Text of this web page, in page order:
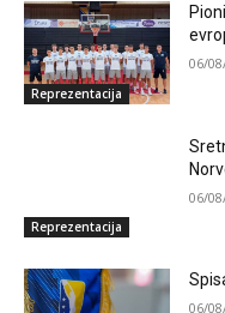
Reprezentacija
06/
Reprezentacija
06/
06/